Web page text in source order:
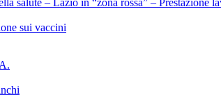
salute – Lazio in “zona rossa” – Prestazione
sui vaccini